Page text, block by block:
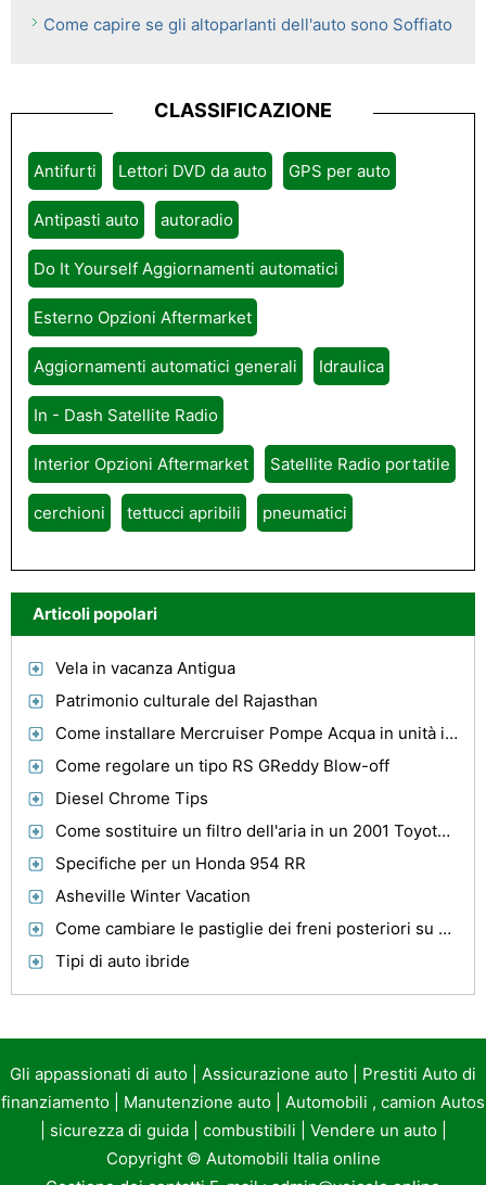
Come capire se gli altoparlanti dell'auto sono Soffiato
CLASSIFICAZIONE
Antifurti Lettori DVD da auto GPS per auto
Antipasti auto autoradio
Do It Yourself Aggiornamenti automatici
Esterno Opzioni Aftermarket
Aggiornamenti automatici generali Idraulica
In - Dash Satellite Radio
Interior Opzioni Aftermarket Satellite Radio portatile
cerchioni tettucci apribili pneumatici
Articoli popolari
Vela in vacanza Antigua
Patrimonio culturale del Rajasthan
Come installare Mercruiser Pompe Acqua in unità inferiori
Come regolare un tipo RS GReddy Blow-off
Diesel Chrome Tips
Come sostituire un filtro dell'aria in un 2001 Toyota Avalon
Specifiche per un Honda 954 RR
Asheville Winter Vacation
Come cambiare le pastiglie dei freni posteriori su un 1999 Maxima
Tipi di auto ibride
Gli appassionati di auto Assicurazione auto
Prestiti Auto di
finanziamento
Manutenzione auto
Automobili , camion Autos
sicurezza di guida| combustibili Vendere un auto|
Copyright © Automobili Italia online